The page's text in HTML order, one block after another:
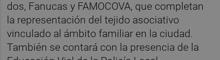
dos, Fanucas y FAMOCOVA, que completan
la representación del tejido asociativo
vinculado al ámbito familiar en la ciudad.
También se contará con la presencia de la